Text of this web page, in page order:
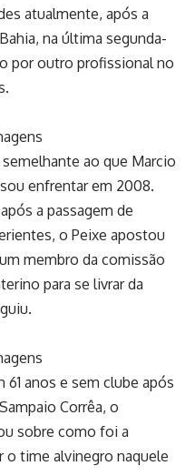
atualmente, após a
na última segunda-
por outro profissional no
ao que Marcio
enfrentar em 2008.
a passagem de
o Peixe apostou
membro da comissão
para se livrar da
anos e sem clube após
Corrêa, o
sobre como foi a
o time alvinegro naquele